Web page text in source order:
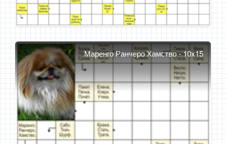
Маренго Ранчеро Хамство - 10x15